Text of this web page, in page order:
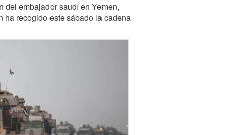
del embajador saudí en Yemen,
ha recogido este sábado la cadena